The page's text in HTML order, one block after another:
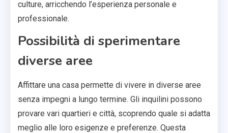
culture, arricchendo l’esperienza personale e
professionale.
Possibilità di sperimentare
diverse aree
Affittare una casa permette di vivere in diverse aree
senza impegni a lungo termine. Gli inquilini possono
provare vari quartieri e città, scoprendo quale si adatta
meglio alle loro esigenze e preferenze. Questa